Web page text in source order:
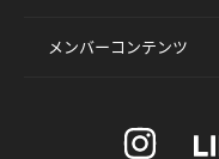
メンバーコンテンツ